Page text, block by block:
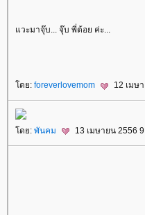
วะมาจุ๊บ... จุ๊บ พี่ต้อย ค่ะ...
ดย: foreverlovemom 12 เมษ
ดย: พันคม 13 เมษายน 2556